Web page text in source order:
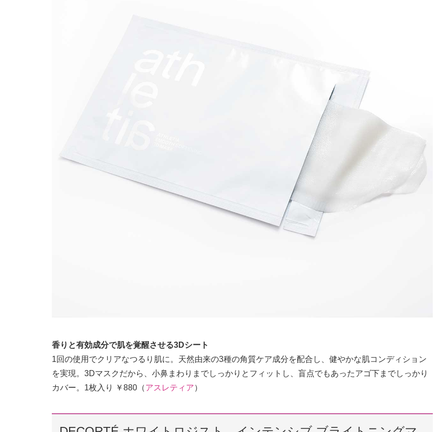
香りと有効成分で肌を覚醒させる3Dシート
1回の使用でクリアなつるり肌に。天然由来の3種の角質ケア成分を配合し、健やかな肌コンディション
を実現。3Dマスクだから、小鼻まわりまでしっかりとフィットし、盲点でもあったアゴ下までしっかり
カバー。1枚入り ￥880（アスレティア）